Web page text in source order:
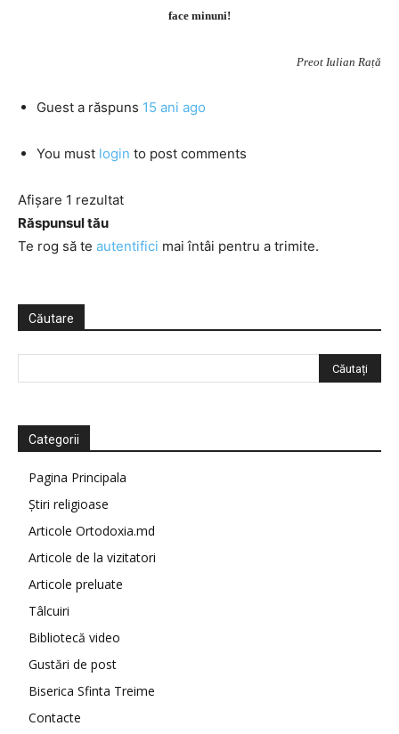
face minuni!
Preot Iulian Rață
Guest a răspuns 15 ani ago
You must login to post comments
Afișare 1 rezultat
Răspunsul tău
Te rog să te autentifici mai întâi pentru a trimite.
Căutare
Categorii
Pagina Principala
Știri religioase
Articole Ortodoxia.md
Articole de la vizitatori
Articole preluate
Tâlcuiri
Bibliotecă video
Gustări de post
Biserica Sfinta Treime
Contacte